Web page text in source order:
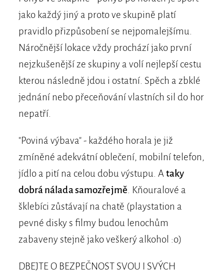
jako každý jiný a proto ve skupině platí
pravidlo přizpůsobení se nejpomalejšímu.
Náročnější lokace vždy prochází jako první
nejzkušenější ze skupiny a volí nejlepší cestu
kterou následně jdou i ostatní. Spěch a zbklé
jednání nebo přeceňování vlastních sil do hor
nepatří.
"Poviná výbava" - každého horala je již
zmíněné adekvátní oblečení, mobilní telefon,
jídlo a pití na celou dobu výstupu. A taky
dobrá nálada samozřejmě . Kňouralové a
šklebíci zůstávají na chatě (playstation a
pevné disky s filmy budou lenochům
zabaveny stejně jako veškerý alkohol :o)
DBEJTE O BEZPEČNOST SVOU I SVÝCH